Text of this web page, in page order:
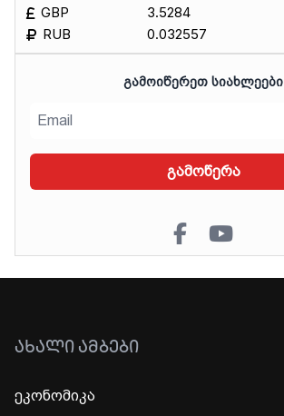
GBP
RUB
3.5284
0.032557
ᲒᲐᲛᲝᲘᲬᲔᲠᲔᲗ ᲡᲘᲐᲮᲚᲔᲔᲑᲘ
გამოწერა
ᲐᲮᲐᲚᲘ ᲐᲛᲑᲔᲑᲘ
ეკონომიკა